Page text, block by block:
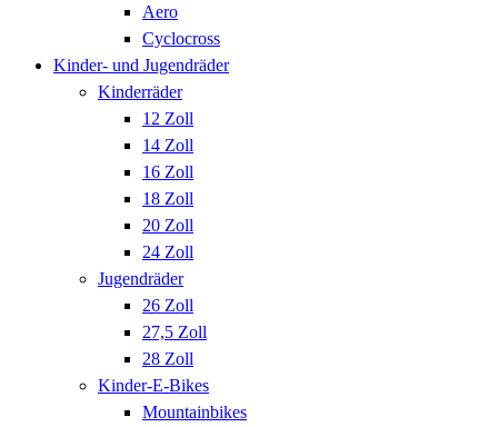
Aero
Cyclocross
Kinder- und Jugendräder
Kinderräder
12 Zoll
14 Zoll
16 Zoll
18 Zoll
20 Zoll
24 Zoll
Jugendräder
26 Zoll
27,5 Zoll
28 Zoll
Kinder-E-Bikes
Mountainbikes